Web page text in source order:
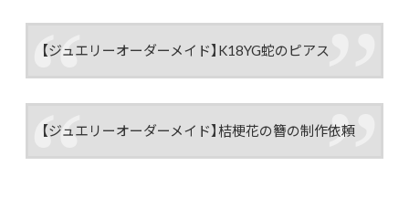
【ジュエリーオーダーメイド】K18YG蛇のピアス
【ジュエリーオーダーメイド】桔梗花の簪の制作依頼